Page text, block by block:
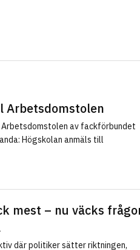
Arbetsdomstolen
av fackförbundet
Högskolan anmäls till
mest – nu väcks
där politiker sätter riktningen,